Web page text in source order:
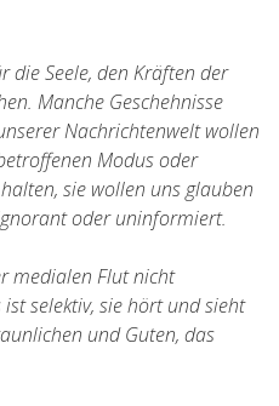
die Seele, den Kräften der
Manche Geschehnisse
Nachrichtenwelt wollen
Modus oder
sie wollen uns glauben
oder uninformiert.
medialen Flut nicht
selektiv, sie hört und sieht
und Guten, das